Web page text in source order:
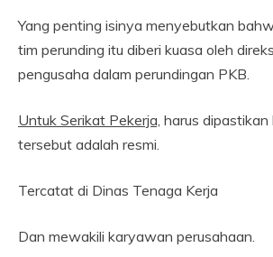
Yang penting isinya menyebutkan
tim perunding itu diberi kuasa oleh
pengusaha dalam perundingan PKB.
Untuk Serikat Pekerja, harus
tersebut adalah resmi.
Tercatat di Dinas Tenaga Kerja
Dan mewakili karyawan perusahaan.